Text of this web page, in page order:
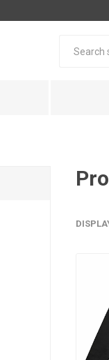
France
Saudi